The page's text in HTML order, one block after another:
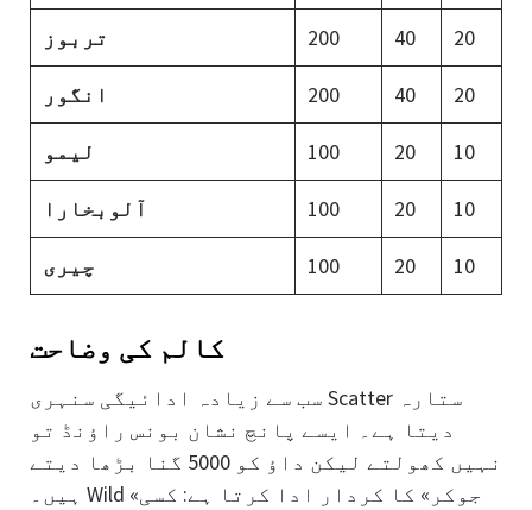
تربوز 200 40 20
انگور 200 40 20
لیمو 100 20 10
آلوبخارا 100 20 10
چیری 100 20 10
کالم کی وضاحت
سب سے زیادہ ادائیگی سنہری Scatter ستارہ
دیتا ہے۔ ایسے پانچ نشان بونس راؤنڈ تو
نہیں کھولتے لیکن داؤ کو 5000 گنا بڑھا دیتے
ہیں۔ Wild «جوکر» کا کردار ادا کرتا ہے: کسی